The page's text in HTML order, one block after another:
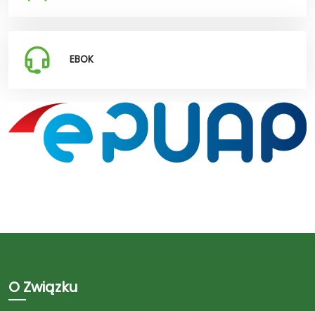
EBOK
O Związku